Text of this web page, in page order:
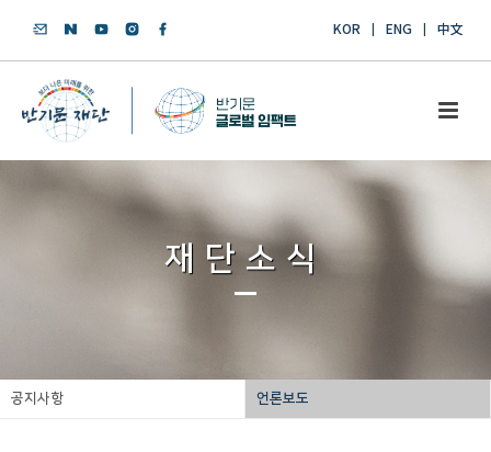
KOR ENG 中文
재단소식
공지사항 언론보도